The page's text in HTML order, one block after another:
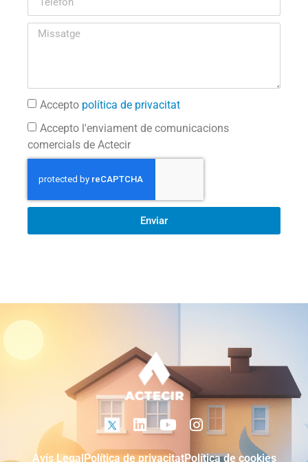
Accepto política de privacitat
Accepto l'enviament de comunicacions
comercials de Actecir
Enviar
Avís LegalPolítica de privacitatPolítica de cookies